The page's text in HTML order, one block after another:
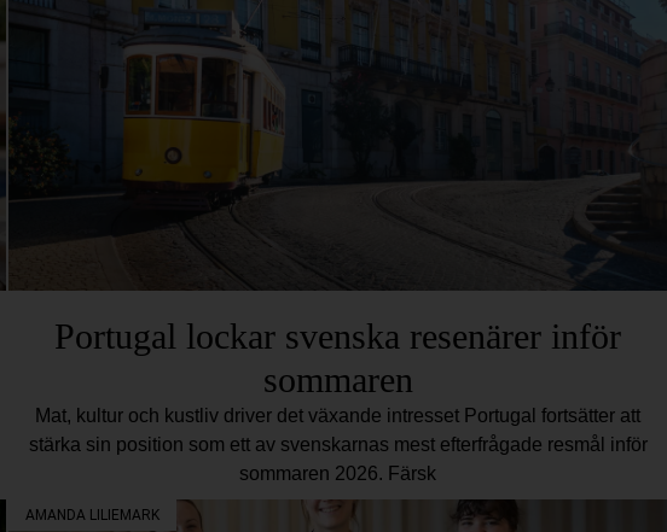
Portugal lockar svenska resenärer inför
sommaren
Mat, kultur och kustliv driver det växande intresset Portugal fortsätter att
stärka sin position som ett av svenskarnas mest efterfrågade resmål inför
sommaren 2026. Färsk
AMANDA LILIEMARK